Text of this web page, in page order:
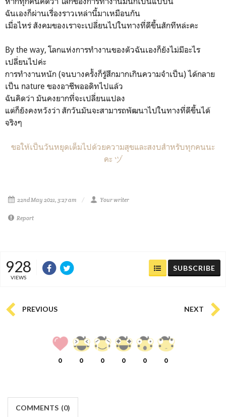
ฉันเองก็ผ่านเรื่องราวเหล่านี้มาเหมือนกัน
เมื่อไหร่ สังคมของเราจะเปลี่ยนไปในทางที่ดีขึ้นสักทีหล่ะคะ
By the way, โลกแห่งการทำงานของตัวฉันเองก็ยังไม่มีอะไร
เปลี่ยนไปค่ะ
การทำงานหนัก (จนบางครั้งก็รู้สึกมากเกินความจำเป็น) ได้กลาย
เป็น nature ของอาชีพออดิทไปแล้ว
ฉันคิดว่า มันคงยากที่จะเปลี่ยนแปลง
แต่ก็ยังคงหวังว่า สักวันมันจะสามารถพัฒนาไปในทางที่ดีขึ้นได้
จริงๆ
ขอให้เป็นวันหยุดเต็มไปด้วยความสุขและสงบสำหรับทุกคนนะ
คะ ヅ
22nd May 2021, 3:27 am Your writer
Report
928
VIEWS
SUBSCRIBE
PREVIOUS NEXT
0 0 0 0 0 0
COMMENTS (0)